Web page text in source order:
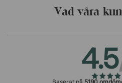
Vad våra
4.5